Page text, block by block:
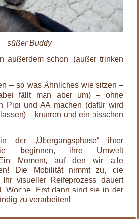
süßer Buddy
außerdem schon: (außer trinken
– so was Ähnliches wie sitzen –
fällt man aber um) – ohne
Pipi und AA machen (dafür wird
– knurren und ein bisschen
„Übergangsphase“ ihrer
beginnen, ihre Umwelt
Ein Moment, auf den wir alle
Die Mobilität nimmt zu, die
Ihr visueller Reifeprozess dauert
Woche. Erst dann sind sie in der
zu verarbeiten!